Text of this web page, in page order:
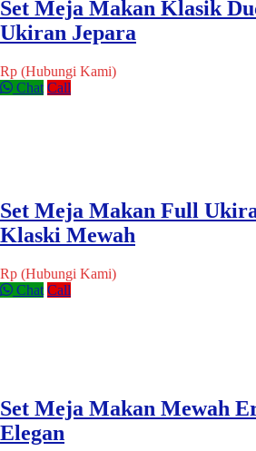
Set Meja Makan Klasik
Ukiran Jepara
Rp (Hubungi Kami)
Chat Call
Set Meja Makan Full
Klaski Mewah
Rp (Hubungi Kami)
Chat Call
Set Meja Makan Mewah
Elegan